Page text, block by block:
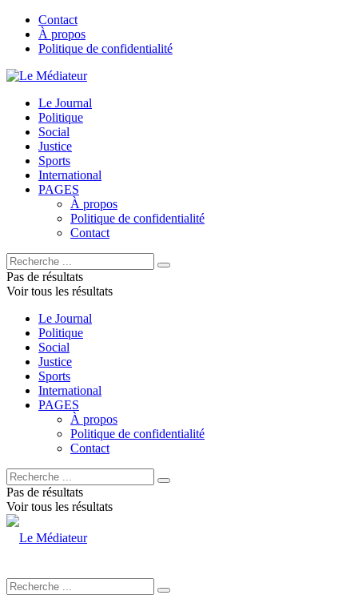
Contact
À propos
Politique de confidentialité
Le Journal
Politique
Social
Justice
Sports
International
PAGES
À propos
Politique de confidentialité
Contact
Pas de résultats
Voir tous les résultats
Le Journal
Politique
Social
Justice
Sports
International
PAGES
À propos
Politique de confidentialité
Contact
Pas de résultats
Voir tous les résultats